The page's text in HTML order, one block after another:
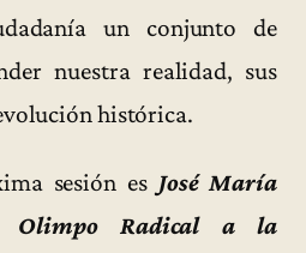
un conjunto de
nuestra realidad, sus
histórica.
sesión es José María
Olimpo Radical a la